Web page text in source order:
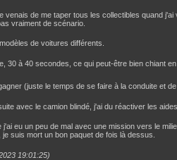
venais de me taper tous les collectibles quand
vraiment de scénario.
de voitures différents.
30 à 40 secondes, ce qui peut-être bien chiant
(juste le temps de se faire à la conduite et
avec le camion blindé, j'ai du réactiver les aides.
eu un peu de mal avec une mission vers le
suis mort un bon paquet de fois là dessus.
19:01:25)